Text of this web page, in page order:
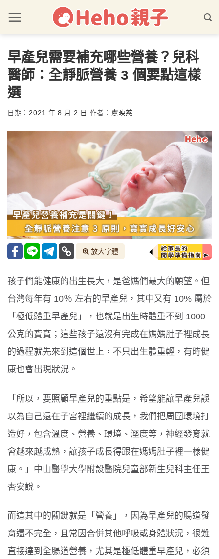
早產兒需要補充哪些營養？兒科
醫師：全靜脈營養 3 個要點這樣
選
日期： 2021 年 8 月 2 日 作者： 盧映慈
放大字體
孩子們能健康的出生長大，是爸媽們最大的願望。但
台灣每年有 10％ 左右的早產兒，其中又有 10% 屬於
「極低體重早產兒」，也就是出生時體重不到 1000
公克的寶寶；這些孩子還沒有完成在媽媽肚子裡成長
的過程就先來到這個世上，不只出生體重輕，有時健
康也會出現狀況。
「所以，要照顧早產兒的重點是，希望能讓早產兒誤
以為自己還在子宮裡繼續的成長，我們把周圍環境打
造好，包含溫度、營養、環境、溼度等，神經發育就
會越來越成熟，讓孩子成長得跟在媽媽肚子裡一樣健
康。」中山醫學大學附設醫院兒童部新生兒科主任王
杏安說。
而這其中的關鍵就是「營養」，因為早產兒的腸道發
育還不完全，且常因合併其他呼吸或身體狀況，很難
直接達到全腸道營養，尤其是極低體重早產兒，必須